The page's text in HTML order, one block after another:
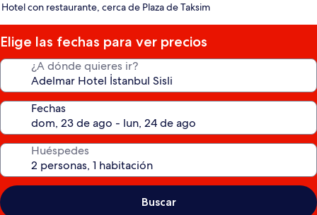
Hotel con restaurante, cerca de Plaza de Taksim
Elige las fechas para ver precios
¿A dónde quieres ir?
Fechas
Huéspedes
Buscar